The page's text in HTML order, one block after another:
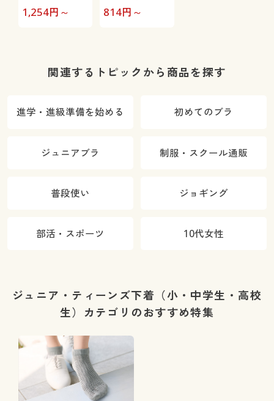
ーツペア(ワイ
1,254円～
(ブラジャーと
814円～
関連するトピックから商品を探す
進学・進級準備を始める 初めてのブラ
ジュニアブラ 制服・スクール通販
普段使い ジョギング
部活・スポーツ 10代女性
ジュニア・ティーンズ下着（小・中学生・高校
生）カテゴリのおすすめ特集